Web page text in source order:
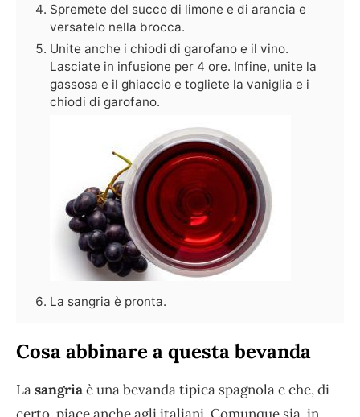
Spremete del succo di limone e di arancia e
versatelo nella brocca.
Unite anche i chiodi di garofano e il vino.
Lasciate in infusione per 4 ore. Infine, unite la
gassosa e il ghiaccio e togliete la vaniglia e i
chiodi di garofano.
La sangria è pronta.
Cosa abbinare a questa bevanda
Lasangriaè una bevanda tipica spagnola e che, di